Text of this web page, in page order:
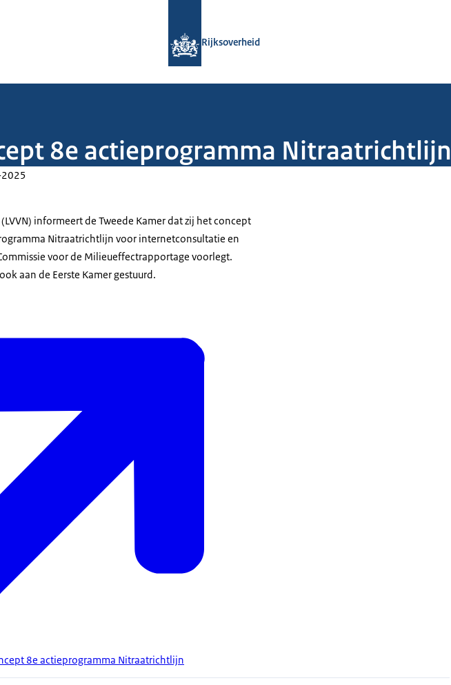
Rijksoverheid
8e actieprogramma Nitraatrichtlijn
informeert de Tweede Kamer dat zij het concept
Nitraatrichtlijn voor internetconsultatie en
voor de Milieueffectrapportage voorlegt.
aan de Eerste Kamer gestuurd.
8e actieprogramma Nitraatrichtlijn